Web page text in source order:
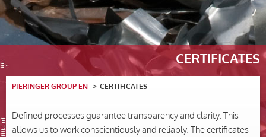
CERTIFICATES
PIERINGER GROUP EN CERTIFICATES
Defined processes guarantee transparency and clarity. This
allows us to work conscientiously and reliably. The certificates